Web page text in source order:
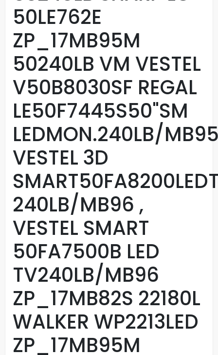
50LE762E
ZP_17MB95M
50240LB VM VESTEL
V50B8030SF REGAL
LE50F7445S50"SM
LEDMON.240LB/
VESTEL 3D
240LB/MB96 ,
VESTEL SMART
50FA7500B LED
TV240LB/MB96
ZP_17MB82S 22180L
WALKER WP2213LED
ZP_17MB95M